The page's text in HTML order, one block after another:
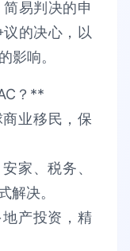
易判决的申
的决心，以
影响。
？**​​
业移民，保
家、税务、
解决​​。​​
产投资，精